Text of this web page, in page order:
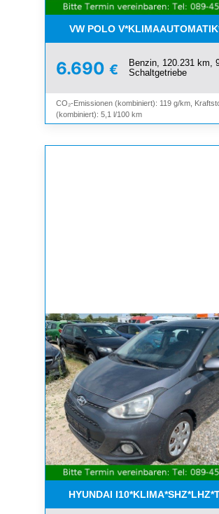
VW POLO
6.690 €
Benzin, 120.231 km,
Schaltgetriebe
CO₂-Emissionen (kombiniert): 119 g/km,
(kombiniert): 5,1 l/100 km
HYUNDAI